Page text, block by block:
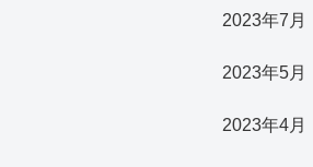
2023年7月
2023年5月
2023年4月